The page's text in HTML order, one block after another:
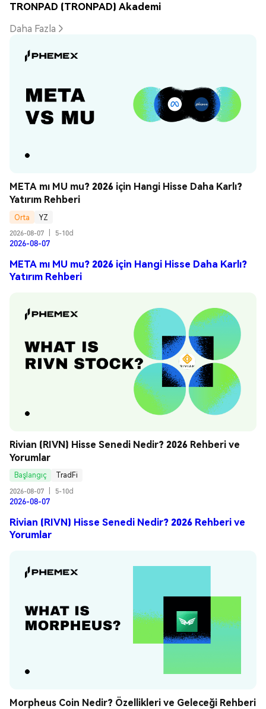
TRONPAD (TRONPAD) Akademi
Daha Fazla
META mı MU mu? 2026 için Hangi Hisse Daha Karlı?
Yatırım Rehberi
Orta
YZ
2026-08-07
5-10d
2026-08-07
META mı MU mu? 2026 için Hangi Hisse Daha Karlı?
Yatırım Rehberi
Rivian (RIVN) Hisse Senedi Nedir? 2026 Rehberi ve
Yorumlar
Başlangıç
TradFi
2026-08-07
5-10d
2026-08-07
Rivian (RIVN) Hisse Senedi Nedir? 2026 Rehberi ve
Yorumlar
Morpheus Coin Nedir? Özellikleri ve Geleceği Rehberi